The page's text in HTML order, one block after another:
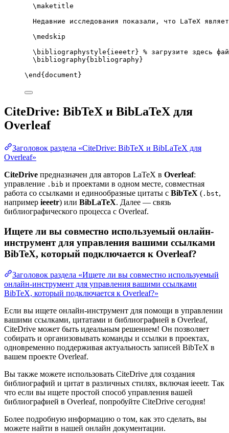
\maketitle
Недавние исследования показали, что LaTeX
\medskip
\bibliographystyle{ieeetr} % загрузите здесь
\bibliography{bibliography}
\end { document }
CiteDrive: BibTeX и BibLaTeX для
Overleaf
Заголовок раздела «CiteDrive: BibTeX и BibLaTeX для
Overleaf»
CiteDrive предназначен для авторов LaTeX в Overleaf:
управление .bib и проектами в одном месте, совместная
работа со ссылками и единообразные цитаты с BibTeX ( .bst,
например ieeetr) или BibLaTeX. Далее — связь
библиографического процесса с Overleaf.
Ищете ли вы совместно используемый онлайн-
инструмент для управления вашими ссылками
BibTeX, который подключается к Overleaf?
Заголовок раздела «Ищете ли вы совместно используемый
онлайн-инструмент для управления вашими ссылками
BibTeX, который подключается к Overleaf?»
Если вы ищете онлайн-инструмент для помощи в управлении
вашими ссылками, цитатами и библиографией в Overleaf,
CiteDrive может быть идеальным решением! Он позволяет
собирать и организовывать команды и ссылки в проектах,
одновременно поддерживая актуальность записей BibTeX в
вашем проекте Overleaf.
Вы также можете использовать CiteDrive для создания
библиографий и цитат в различных стилях, включая ieeetr. Так
что если вы ищете простой способ управления вашей
библиографией в Overleaf, попробуйте CiteDrive сегодня!
Более подробную информацию о том, как это сделать, вы
можете найти в нашей онлайн документации.